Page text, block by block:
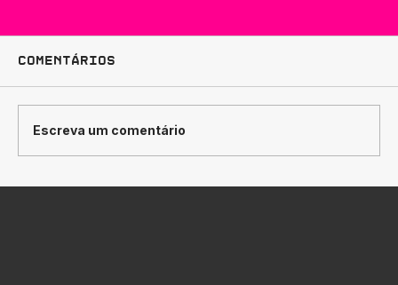
Comentários
Escreva um comentário